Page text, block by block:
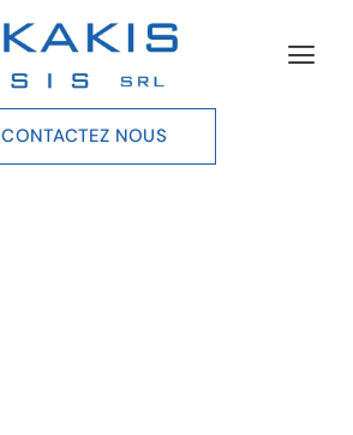
CONTACTEZ NOUS